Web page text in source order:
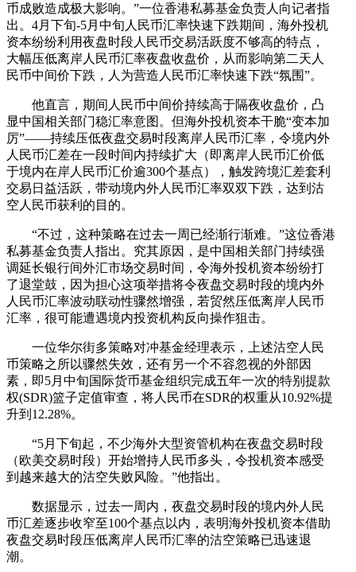
币成败造成极大影响。”一位香港私募基金负责人向记者指
出。4月下旬-5月中旬人民币汇率快速下跌期间，海外投机
资本纷纷利用夜盘时段人民币交易活跃度不够高的特点，
大幅压低离岸人民币汇率夜盘收盘价，从而影响第二天人
民币中间价下跌，人为营造人民币汇率快速下跌“氛围”。
他直言，期间人民币中间价持续高于隔夜收盘价，凸
显中国相关部门稳汇率意图。但海外投机资本干脆“变本加
厉”——持续压低夜盘交易时段离岸人民币汇率，令境内外
人民币汇差在一段时间内持续扩大（即离岸人民币汇价低
于境内在岸人民币汇价逾300个基点），触发跨境汇差套利
交易日益活跃，带动境内外人民币汇率双双下跌，达到沽
空人民币获利的目的。
“不过，这种策略在过去一周已经渐行渐难。”这位香港
私募基金负责人指出。究其原因，是中国相关部门持续强
调延长银行间外汇市场交易时间，令海外投机资本纷纷打
了退堂鼓，因为担心这项举措将令夜盘交易时段的境内外
人民币汇率波动联动性骤然增强，若贸然压低离岸人民币
汇率，很可能遭遇境内投资机构反向操作狙击。
一位华尔街多策略对冲基金经理表示，上述沽空人民
币策略之所以骤然失效，还有另一个不容忽视的外部因
素，即5月中旬国际货币基金组织完成五年一次的特别提款
权(SDR)篮子定值审查，将人民币在SDR的权重从10.92%提
升到12.28%。
“5月下旬起，不少海外大型资管机构在夜盘交易时段
（欧美交易时段）开始增持人民币多头，令投机资本感受
到越来越大的沽空失败风险。”他指出。
数据显示，过去一周内，夜盘交易时段的境内外人民
币汇差逐步收窄至100个基点以内，表明海外投机资本借助
夜盘交易时段压低离岸人民币汇率的沽空策略已迅速退
潮。